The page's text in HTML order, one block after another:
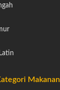
Makanan